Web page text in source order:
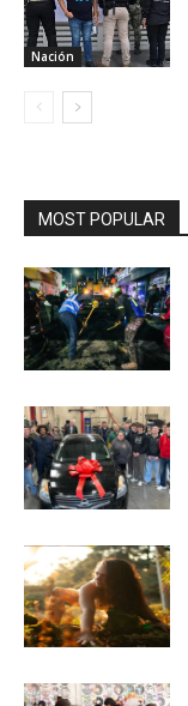
Nación
MOST POPULAR